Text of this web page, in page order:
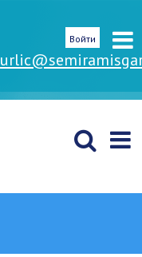
Войти